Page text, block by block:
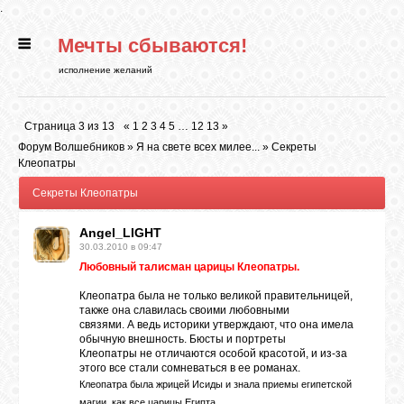
.
ГЛАВНАЯ
РИТУАЛЫ
Мечты сбываются!
исполнение желаний
Страница 3 из 13 « 1 2 3 4 5 … 12 13 »
Форум Волшебников » Я на свете всех милее... » Секреты
Клеопатры
Секреты Клеопатры
Angel_LIGHT
30.03.2010 в 09:47
Любовный талисман царицы Клеопатры.
Клеопатра была не только великой правительницей,
также она славилась своими любовными
связями. А ведь историки утверждают, что она имела
обычную внешность. Бюсты и портреты
Клеопатры не отличаются особой красотой, и из-за
этого все стали сомневаться в ее романах.
Клеопатра была жрицей Исиды и знала приемы египетской